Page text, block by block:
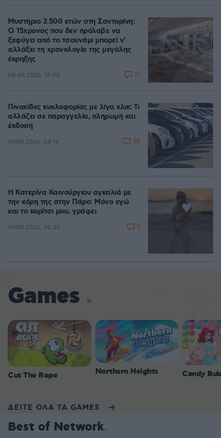
Μυστήριο 3.500 ετών στη Σαντορίνη:
Ο 15χρονος που δεν πρόλαβε να
ξεφύγει από το τσουνάμι μπορεί ν'
αλλάξει τη χρονολογία της μεγάλης
έκρηξης
08.08.2026, 18:08 77
Πινακίδες κυκλοφορίας με λίγα κλικ: Τι
αλλάζει σε παραγγελία, πληρωμή και
έκδοση
09.08.2026, 08:14 30
Η Κατερίνα Καινούργιου αγκαλιά με
την κόρη της στην Πάρο: Μόνο εγώ
και το κορίτσι μου, γράφει
09.08.2026, 08:33 9
Games
Cut The Rope Northern Heights Candy
ΔΕΙΤΕ ΟΛΑ ΤΑ GAMES
Best of Network